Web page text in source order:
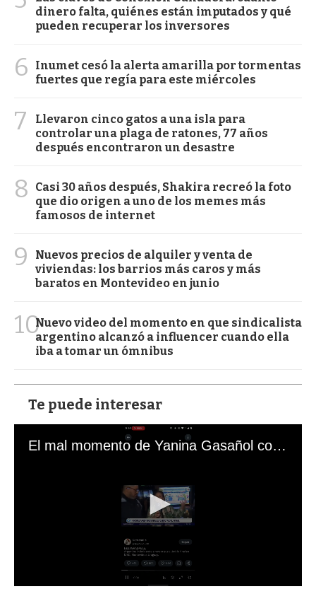
dinero falta, quiénes están imputados y qué
pueden recuperar los inversores
6
Inumet cesó la alerta amarilla por tormentas
fuertes que regía para este miércoles
7
Llevaron cinco gatos a una isla para
controlar una plaga de ratones, 77 años
después encontraron un desastre
8
Casi 30 años después, Shakira recreó la foto
que dio origen a uno de los memes más
famosos de internet
9
Nuevos precios de alquiler y venta de
viviendas: los barrios más caros y más
baratos en Montevideo en junio
10Nuevo video del momento en que sindicalista
argentino alcanzó a influencer cuando ella
iba a tomar un ómnibus
Te puede interesar
El mal momento de Yanina Gasañol con un hincha argentino en "Subrayado"